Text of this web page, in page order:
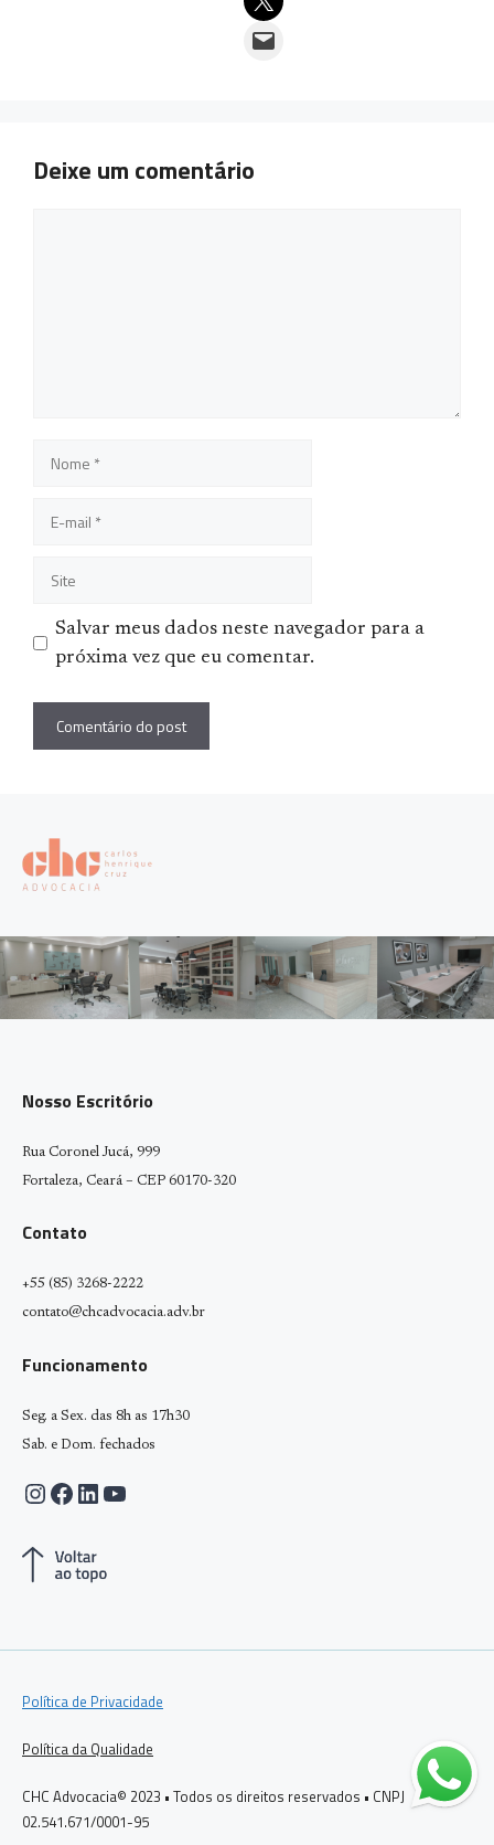
Email this Page
Deixe um comentário
mail
Salvar meus dados neste navegador para a
próxima vez que eu comentar.
Nosso Escritório
Rua Coronel Jucá, 999
Fortaleza, Ceará – CEP 60170-320
Contato
+55 (85) 3268-2222
contato@chcadvocacia.adv.br
Funcionamento
Seg. a Sex. das 8h as 17h30
Sab. e Dom. fechados
Instagram
Facebook
LinkedIn
Youtube
Política de Privacidade
Política da Qualidade
CHC Advocacia© 2023 • Todos os direitos reservados • CNPJ
02.541.671/0001-95